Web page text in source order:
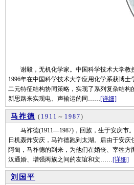
谢毅，无机化学家。中国科学技术大学教授
1996年在中国科学技术大学应用化学系获博
二元特征结构协同策略，实现了系列复杂结
新思路来实现电、声输运的同……[详细]
马祚德 ( 1911 ～ 1987)
马祚德(1911—1987)，回族，生于安庆市。
日机轰炸安庆，马祚德跑到太湖。后由于安
阿訇，马祚德的到来，为他们在婚丧、宰牲
汉通婚、增强两族之间的友谊和文……[详细]
刘国平